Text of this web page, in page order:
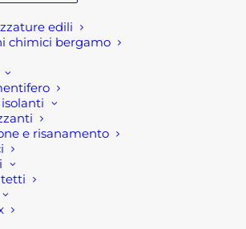
edili
chimici bergamo
e risanamento
la cura di aree verdi e giardini.
da
e attrezzatura
Bergamo!
a kit di irrigazione alla
drenante da giardino. Abbiamo
delle aiuole come la ghiaia
pacciamatura